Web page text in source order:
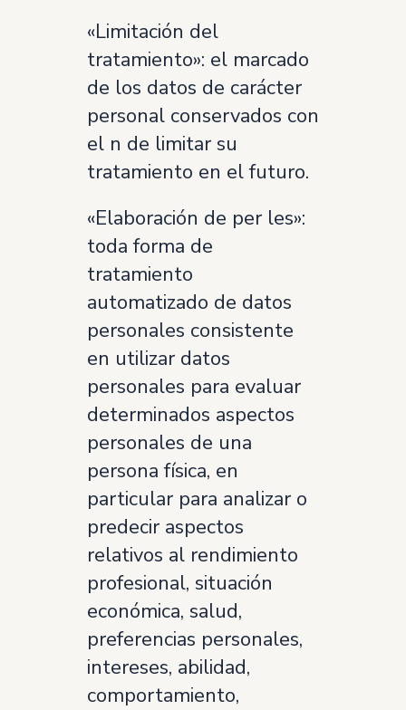
«Limitación del
tratamiento»: el marcado
de los datos de carácter
personal conservados con
el n de limitar su
tratamiento en el futuro.
«Elaboración de per les»:
toda forma de
tratamiento
automatizado de datos
personales consistente
en utilizar datos
personales para evaluar
determinados aspectos
personales de una
persona física, en
particular para analizar o
predecir aspectos
relativos al rendimiento
profesional, situación
económica, salud,
preferencias personales,
intereses, abilidad,
comportamiento,